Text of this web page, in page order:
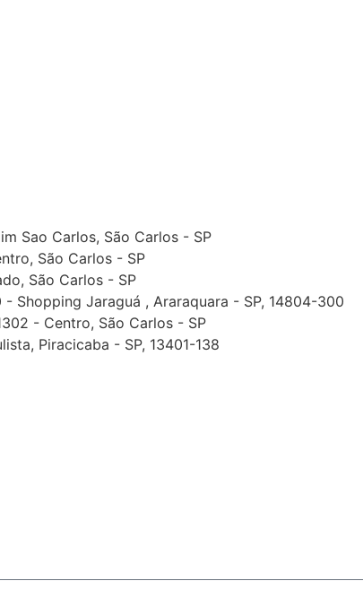
Sao Carlos, São Carlos - SP
São Carlos - SP
São Carlos - SP
Shopping Jaraguá , Araraquara - SP, 14804-300
- Centro, São Carlos - SP
Piracicaba - SP, 13401-138